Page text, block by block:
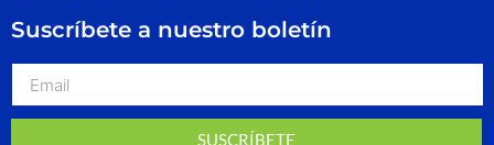
Suscríbete a nuestro boletín
SUSCRÍBETE